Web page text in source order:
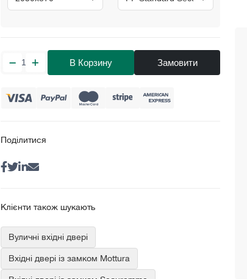
В Корзину Замовити
Поділитися
Клієнти також шукають
Вуличні вхідні двері
Вхідні двері із замком Mottura